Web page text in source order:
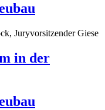
Juryvorsitzender Giese
in der